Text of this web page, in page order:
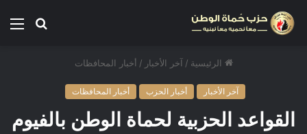
الرئيسية / آخر الأخبار / أخبار المحافظات
آخر الأخبار أخبار الحزب أخبار المحافظات
القواعد الحزبية لحماة الوطن بالفيوم